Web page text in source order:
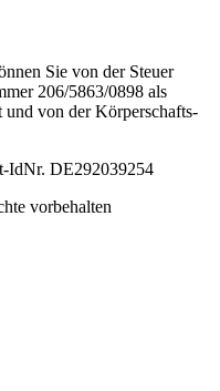
Sie von der Steuer
206/5863/0898 als
und von der Körper­schafts­
IdNr. DE292039254
vorbehalten